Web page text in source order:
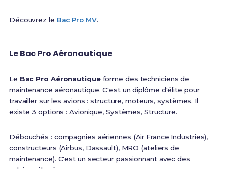
Découvrez le Bac Pro MV.
Le Bac Pro Aéronautique
Le Bac Pro Aéronautiqueforme des techniciens de
maintenance aéronautique. C'est un diplôme d'élite pour
travailler sur les avions : structure, moteurs, systèmes. Il
existe 3 options : Avionique, Systèmes, Structure.
Débouchés : compagnies aériennes (Air France Industries),
constructeurs (Airbus, Dassault), MRO (ateliers de
maintenance). C'est un secteur passionnant avec des